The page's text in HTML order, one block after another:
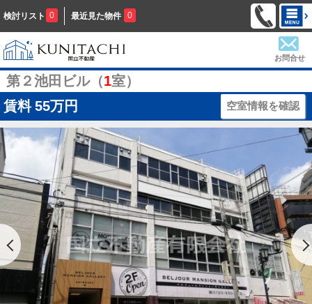
検討リスト 0 最近見た物件 0
お問合せ
第２池田ビル（1室）
賃料 55万円 空室情報を確認